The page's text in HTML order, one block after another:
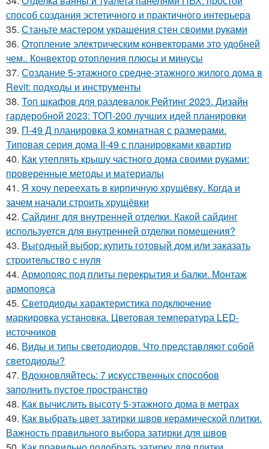
способ создания эстетичного и практичного интерьера
35. Станьте мастером украшения стен своими руками
36. Отопление электрическим конвекторами это удобней
чем.. Конвектор отопления плюсы и минусы
37. Создание 5-этажного средне-этажного жилого дома в
Revit: подходы и инструменты
38. Топ шкафов для раздевалок Рейтинг 2023. Дизайн
гардеробной 2023: ТОП-200 лучших идей планировки
39. П-49 Д планировка 3 комнатная с размерами.
Типовая серия дома II-49 с планировками квартир
40. Как утеплять крышу частного дома своими руками:
проверенные методы и материалы
41. Я хочу переехать в кирпичную хрущёвку. Когда и
зачем начали строить хрущёвки
42. Сайдинг для внутренней отделки. Какой сайдинг
используется для внутренней отделки помещения?
43. Выгодный выбор: купить готовый дом или заказать
строительство с нуля
44. Армопояс под плиты перекрытия и балки. Монтаж
армопояса
45. Светодиоды характеристика подключение
маркировка установка. Цветовая температура LED-
источников
46. Виды и типы светодиодов. Что представляют собой
светодиоды?
47. Вдохновляйтесь: 7 искусственных способов
заполнить пустое пространство
48. Как вычислить высоту 5-этажного дома в метрах
49. Как выбрать цвет затирки швов керамической плитки.
Важность правильного выбора затирки для швов